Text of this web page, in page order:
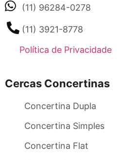
(11) 96284-0278
(11) 3921-8778
Política de Privacidade
Cercas Concertinas
Concertina Dupla
Concertina Simples
Concertina Flat